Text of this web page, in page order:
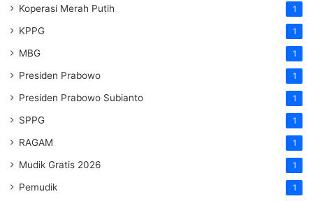
Koperasi Merah Putih 1
KPPG 1
MBG 1
Presiden Prabowo 1
Presiden Prabowo Subianto 1
SPPG 1
RAGAM 1
Mudik Gratis 2026 1
Pemudik 1